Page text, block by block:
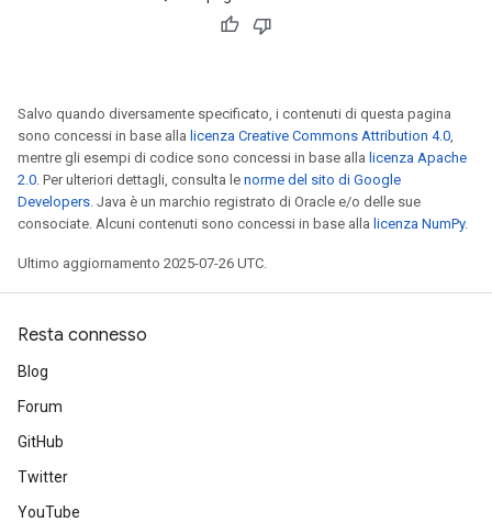
Salvo quando diversamente specificato, i contenuti di questa pagina
sono concessi in base alla licenza Creative Commons Attribution 4.0,
mentre gli esempi di codice sono concessi in base alla licenza Apache
2.0. Per ulteriori dettagli, consulta le norme del sito di Google
Developers. Java è un marchio registrato di Oracle e/o delle sue
consociate. Alcuni contenuti sono concessi in base alla licenza NumPy.
Ultimo aggiornamento 2025-07-26 UTC.
Resta connesso
Blog
Forum
GitHub
Twitter
YouTube